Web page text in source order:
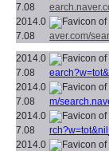
7.08
2014.0
7.08
aver.com/
2014.0
7.08
2014.0
7.08
m/
2014.0
7.08
2014.0